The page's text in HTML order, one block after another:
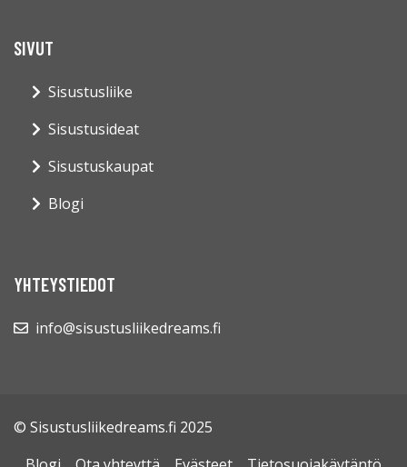
SIVUT
Sisustusliike
Sisustusideat
Sisustuskaupat
Blogi
YHTEYSTIEDOT
info@sisustusliikedreams.fi
© Sisustusliikedreams.fi 2025